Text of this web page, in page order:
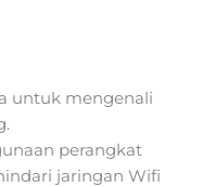
untuk mengenali
perangkat
jaringan Wifi